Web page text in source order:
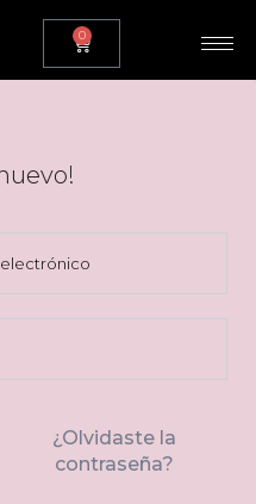
0
¿Olvidaste la
contraseña?